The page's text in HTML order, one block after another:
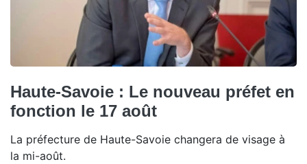
Haute-Savoie : Le nouveau préfet en
fonction le 17 août
La préfecture de Haute-Savoie changera de visage à
la mi-août.